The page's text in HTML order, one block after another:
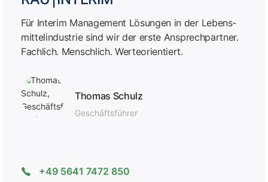
Für Interim Management Lösungen in der Lebens­
mittel­industrie sind wir der erste Ansprech­partner.
Fachlich. Menschlich. Werteorientiert.
Thomas Schulz
Geschäfts­führer
+49 5641 7472 850